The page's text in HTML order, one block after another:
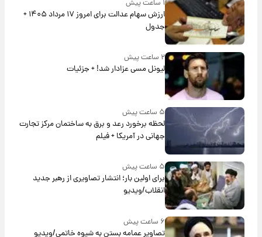
۱ ساعت پیش
ارزش سهام عدالت برای امروز ۱۷ مرداد ۱۴۰۵ +
جدول
۲ ساعت پیش
لیونل مسی عزادار شد! + جزئیات
۵ ساعت پیش
لحظه برخورد رعد و برق به ساختمان مرکز تجارت
جهانی در آمریکا + فیلم
۵ ساعت پیش
برای اولین بار؛ انتشار تصاویری از رهبر جدید
انقلاب/ویدیو
۶ ساعت پیش
تصاویر عمامه بستن به شیوه خاتمی/ویدیو